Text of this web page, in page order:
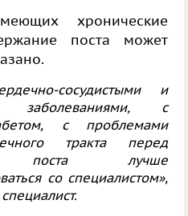
хронические
поста может
сосудистыми и
заболеваниями, с
с проблемами
тракта перед
поста лучше
со специалистом»,